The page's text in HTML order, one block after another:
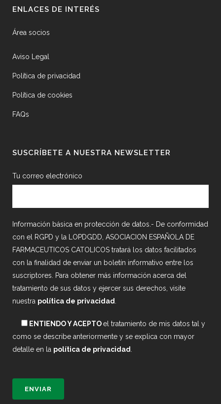
ENLACES DE INTERÉS
Área socios
Aviso Legal
Política de privacidad
Política de cookies
FAQs
SUSCRÍBETE A NUESTRA NEWSLETTER
Tu correo electrónico
Información básica en protección de datos.- De conformidad
con el RGPD y la LOPDGDD, ASOCIACION ESPAÑOLA DE
FARMACEUTICOS CATOLICOS tratará los datos facilitados
con la finalidad de enviar un boletín informativo entre los
suscriptores. Para obtener más información acerca del
tratamiento de sus datos y ejercer sus derechos, visite
nuestra política de privacidad
ENTIENDO Y ACEPTOel tratamiento de mis datos tal y
como se describe anteriormente y se explica con mayor
detalle en la política de privacidad